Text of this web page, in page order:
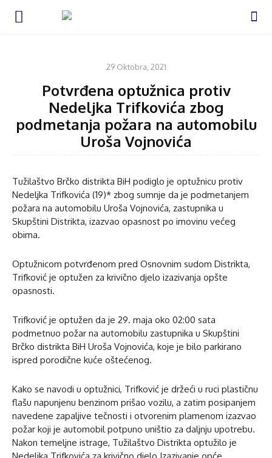
29 Oktobra, 2021
Potvrđena optužnica protiv
Nedeljka Trifkovića zbog
podmetanja požara na automobilu
Uroša Vojnovića
Tužilaštvo Brčko distrikta BiH podiglo je optužnicu protiv
Nedeljka Trifkovića (19)* zbog sumnje da je podmetanjem
požara na automobilu Uroša Vojnovića, zastupnika u
Skupštini Distrikta, izazvao opasnost po imovinu većeg
obima.
Optužnicom potvrđenom pred Osnovnim sudom Distrikta,
Trifković je optužen za krivično djelo izazivanja opšte
opasnosti.
Trifković je optužen da je 29. maja oko 02:00 sata
podmetnuo požar na automobilu zastupnika u Skupštini
Brčko distrikta BiH Uroša Vojnovića, koje je bilo parkirano
ispred porodične kuće oštećenog.
Kako se navodi u optužnici, Trifković je držeći u ruci plastičnu
flašu napunjenu benzinom prišao vozilu, a zatim posipanjem
navedene zapaljive tečnosti i otvorenim plamenom izazvao
požar koji je automobil potpuno uništio za daljnju upotrebu.
Nakon temeljne istrage, Tužilaštvo Distrikta optužilo je
Nedeljka Trifkovića za krivično djelo Izazivanje opće